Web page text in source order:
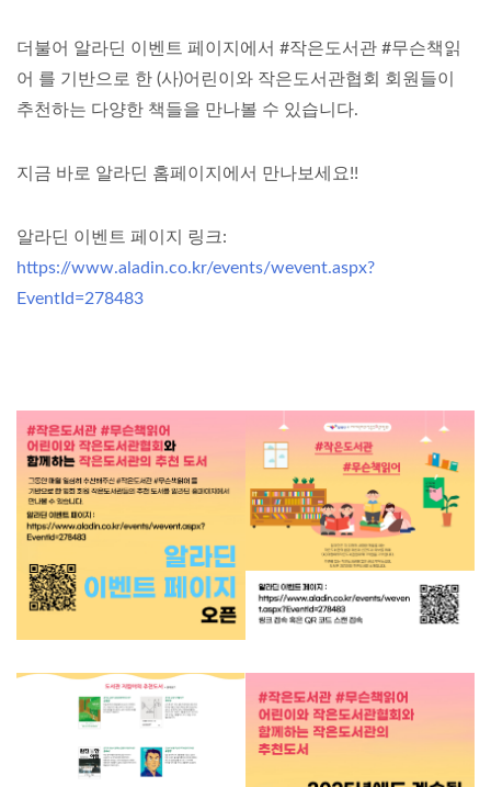
더불어 알라딘 이벤트 페이지에서 #작은도서관 #무슨책읽
어 를 기반으로 한 (사)어린이와 작은도서관협회 회원들이
추천하는 다양한 책들을 만나볼 수 있습니다.
지금 바로 알라딘 홈페이지에서 만나보세요!!
알라딘 이벤트 페이지 링크:
https://www.aladin.co.kr/events/wevent.aspx?
EventId=278483